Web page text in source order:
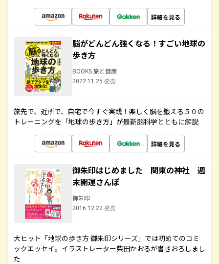
詳細を見る
脳がどんどん強くなる！すごい地球の
歩き方
BOOKS 旅と健康
2022.11.25 発売
旅先で、近所で、自宅で今すぐ実践！楽しく脳を鍛える５０の
トレーニングを「地球の歩き方」が最新脳科学とともに解説
詳細を見る
御朱印はじめました 関東の神社 週
末開運さんぽ
御朱印
2016.12.22 発売
大ヒット「地球の歩き方 御朱印シリーズ」では初めてのコミ
ックエッセイ。イラストレーター柴田かおるが書きおろしまし
た